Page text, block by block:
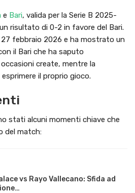
e Bari, valida per la Serie B 2025-
risultato di 0-2 in favore del Bari.
febbraio 2026 e ha mostrato un
il Bari che ha saputo
create, mentre la
il proprio gioco.
stati alcuni momenti chiave che
del match:
vs Rayo Vallecano: Sfida ad